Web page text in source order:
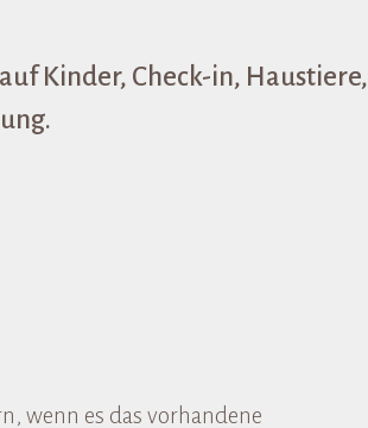
Kinder, Check-in, Haustiere,
wenn es das vorhandene